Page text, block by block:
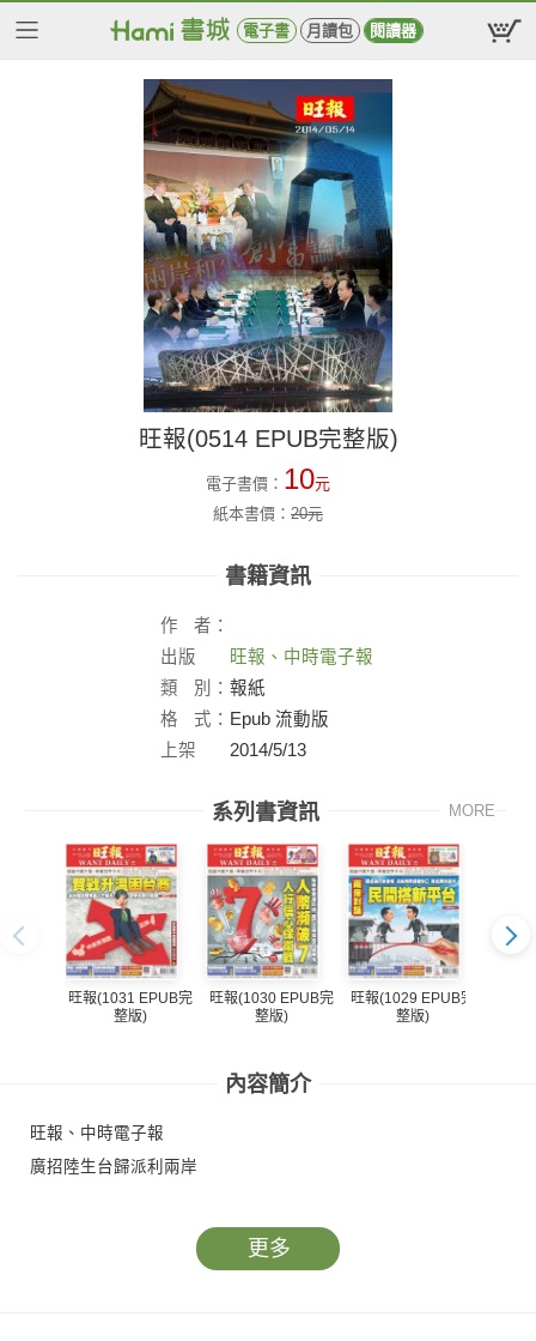
電子書 月讀包 閱讀器
旺報(0514 EPUB完整版)
電子書價： 10元
紙本書價： 20元
書籍資訊
作
者：
出版
社：
旺報、中時電子報
類
別： 報紙
格
式： Epub 流動版
上架
2014/5/13
系列書資訊 MORE
旺報(1031 EPUB完
整版)
旺報(1030 EPUB完
整版)
旺報(1029 EPUB完
整版)
內容簡介
旺報、中時電子報
廣招陸生台歸派利兩岸
更多